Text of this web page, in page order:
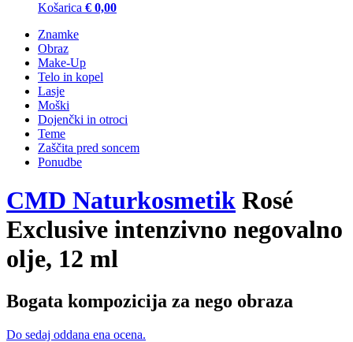
Košarica € 0,00
Znamke
Obraz
Make-Up
Telo in kopel
Lasje
Moški
Dojenčki in otroci
Teme
Zaščita pred soncem
Ponudbe
CMD Naturkosmetik Rosé
Exclusive intenzivno negovalno
olje, 12 ml
Bogata kompozicija za nego obraza
Do sedaj oddana ena ocena.